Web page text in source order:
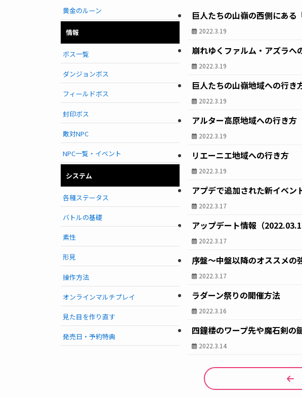
巨人たちの山嶺の西側にある
2022.3.19
崩れゆくファルム・アズラへ
2022.3.19
巨人たちの山嶺地域への行き
2022.3.19
アルター高原地域への行き方
2022.3.19
リエーニエ地域への行き方
2022.3.19
アプデで追加された新イベン
2022.3.17
アップデート情報（
2022.3.17
序盤〜中盤以降のオススメの
2022.3.17
ラダーン祭りの開催方法
2022.3.16
四鐘楼のワープ先や魔石剣の
2022.3.14
黄金のルーン
情報
ボス一覧
ダンジョンボス
フィールドボス
封印ボス
敵対NPC
NPC一覧・イベント
システム
各種ステータス
バトルの基礎
素性
形見
操作方法
オンラインマルチプレイ
見た目を作り直す
発売日・予約特典